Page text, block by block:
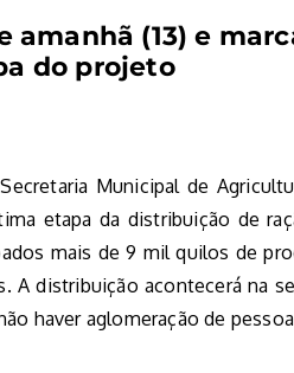
amanhã (13) e
do projeto
Municipal de
etapa da distribuição de
mais de 9 mil quilos de
A distribuição acontecerá na
haver aglomeração de